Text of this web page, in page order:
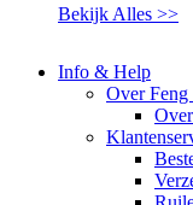
Bekijk Alles >>
Info & Help
Over